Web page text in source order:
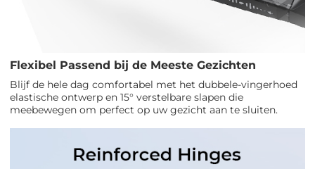
Flexibel Passend bij de Meeste Gezichten
Blijf de hele dag comfortabel met het dubbele-vingerhoed
elastische ontwerp en 15° verstelbare slapen die
meebewegen om perfect op uw gezicht aan te sluiten.